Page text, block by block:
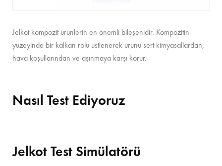
Jelkot kompozit ürünlerin en önemli bileşenidir. Kompozitin
yüzeyinde bir kalkan rolü üstlenerek ürünü sert kimyasallardan,
hava koşullarından ve aşınmaya karşı korur.
Nasıl Test Ediyoruz
Jelkot Test Simülatörü